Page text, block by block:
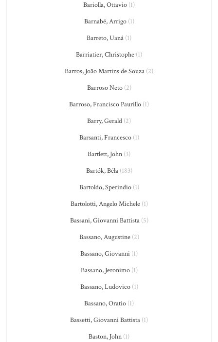
Bariolla, Ottavio (1)
Barnabé, Arrigo(1)
Barreto, Uaná (1)
Barriatier, Christophe (1)
Barros, João Martins de Souza (2)
Barroso Neto(2)
Barroso, Francisco Paurillo (1)
Barry, Gerald (2)
Barsanti, Francesco(1)
Bartlett, John (3)
Bartók, Béla(183)
Bartoldo, Sperindio(1)
Bartolotti, Angelo Michele(1)
Bassani, Giovanni Battista(5)
Bassano, Augustine(2)
Bassano, Giovanni (1)
Bassano, Jeronimo(1)
Bassano, Ludovico(1)
Bassano, Oratio (1)
Bassetti, Giovanni Battista (1)
Baston, John (1)